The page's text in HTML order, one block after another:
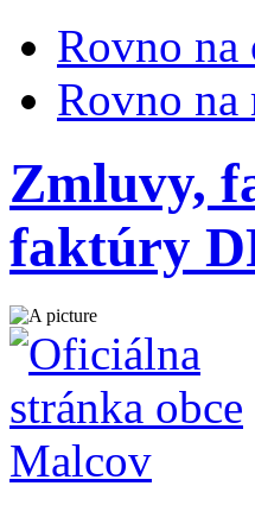
Rovno na
Rovno na
Zmluvy,
faktúry